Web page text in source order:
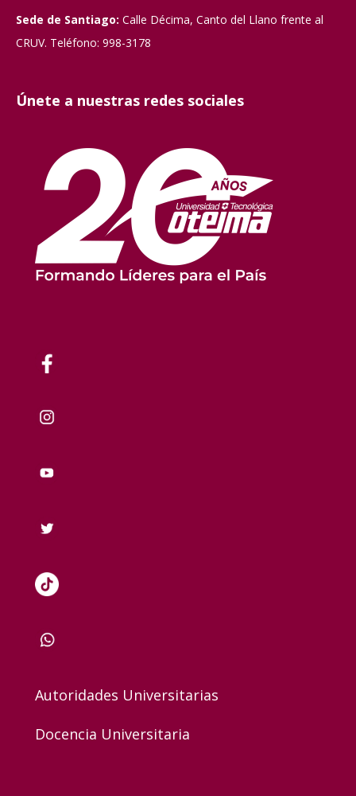
Sede de Santiago: Calle Décima, Canto del Llano frente al
CRUV. Teléfono: 998-3178
Únete a nuestras redes sociales
Autoridades Universitarias
Docencia Universitaria